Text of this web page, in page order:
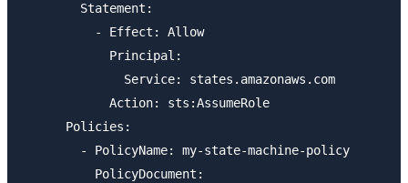
        Statement:
          - Effect: Allow
            Principal:
              Service: states.amazonaws.com
            Action: sts:AssumeRole
      Policies:
        - PolicyName: my-state-machine-policy
          PolicyDocument: